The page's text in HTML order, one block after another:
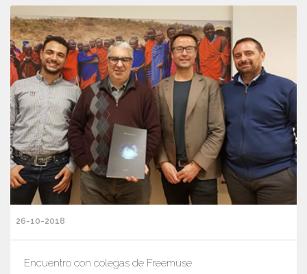
26-10-2018
Encuentro con colegas de Freemuse